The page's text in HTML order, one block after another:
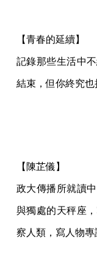
【青春的延續】
記錄那些生活中
結束，但你終究也
【陳芷儀】
政大傳播所就讀
與獨處的天秤座
察人類，寫人物專